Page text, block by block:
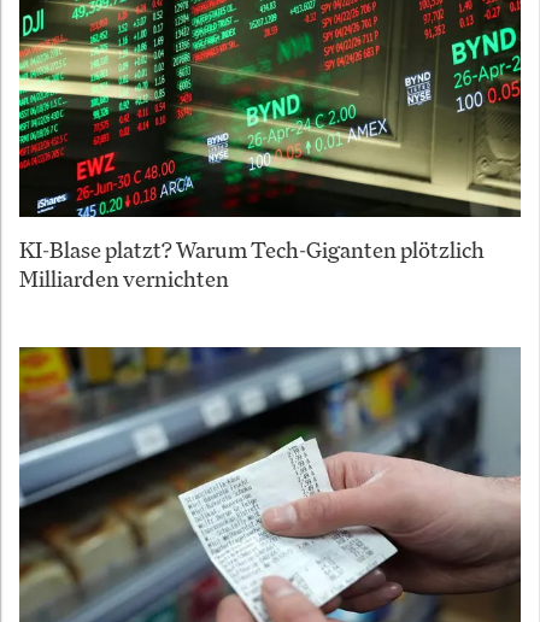
KI-Blase platzt? Warum Tech-Giganten plötzlich
Milliarden vernichten